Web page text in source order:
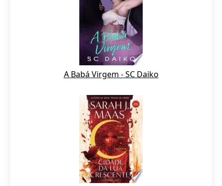
A Babá Virgem - SC Daiko